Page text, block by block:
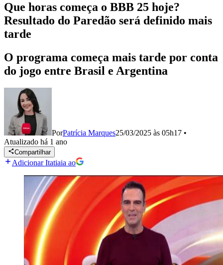
Que horas começa o BBB 25 hoje?
Resultado do Paredão será definido mais
tarde
O programa começa mais tarde por conta
do jogo entre Brasil e Argentina
PorPatrícia Marques25/03/2025 às 05h17 •
Atualizado há 1 ano
Compartilhar
Adicionar Itatiaia ao